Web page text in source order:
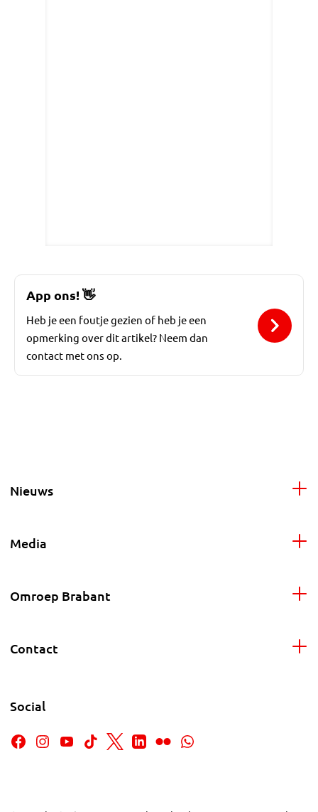
App ons!👋
Heb je een foutje gezien of heb je een
opmerking over dit artikel? Neem dan
contact met ons op.
Nieuws
Media
Omroep Brabant
Contact
Social